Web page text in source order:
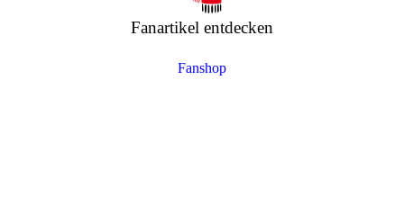
Fanartikel entdecken
Fanshop